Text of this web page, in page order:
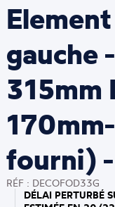
gauche
315mm
fourni)
RÉF : DECOFOD33G
DÉLAI PERTURBÉ